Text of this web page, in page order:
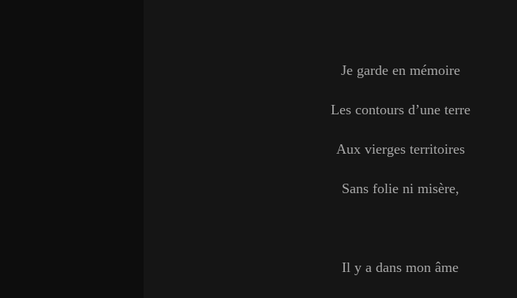
Je garde en mémoire
Les contours d’une terre
Aux vierges territoires
Sans folie ni misère,
Il y a dans mon âme